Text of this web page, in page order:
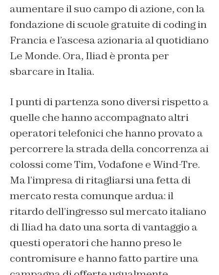
aumentare il suo campo di azione, con la
fondazione di scuole gratuite di coding in
Francia e l’ascesa azionaria al quotidiano
Le Monde. Ora, Iliad è pronta per
sbarcare in Italia.
I punti di partenza sono diversi rispetto a
quelle che hanno accompagnato altri
operatori telefonici che hanno provato a
percorrere la strada della concorrenza ai
colossi come Tim, Vodafone e Wind-Tre.
Ma l’impresa di ritagliarsi una fetta di
mercato resta comunque ardua: il
ritardo dell’ingresso sul mercato italiano
di Iliad ha dato una sorta di vantaggio a
questi operatori che hanno preso le
contromisure e hanno fatto partire una